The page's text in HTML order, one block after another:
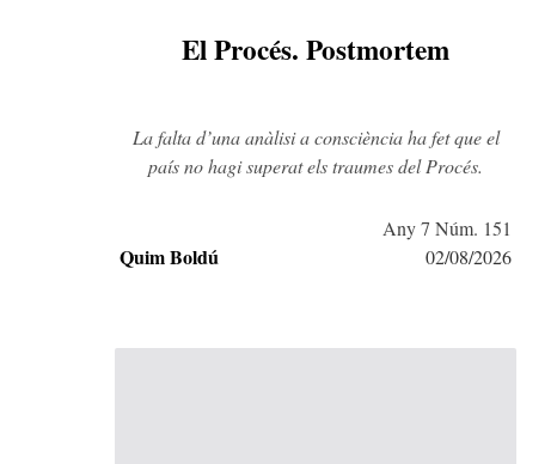
El Procés. Postmortem
La falta d’una anàlisi a consciència ha fet que el
país no hagi superat els traumes del Procés.
Quim Boldú
Any 7 Núm. 151
02/08/2026